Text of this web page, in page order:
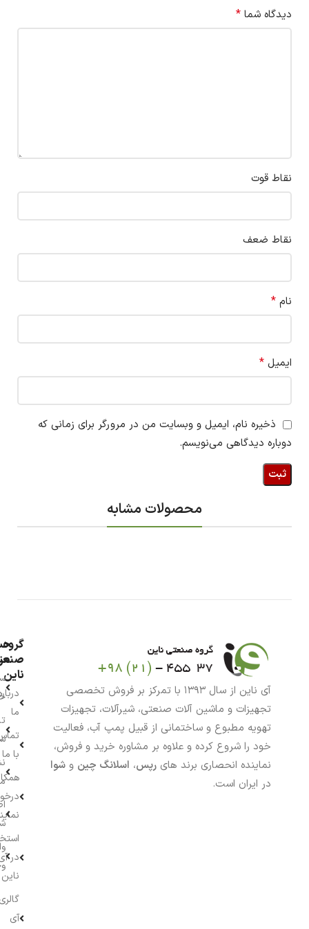
دیدگاه شما *
نقاط قوت
نقاط ضعف
نام *
ایمیل *
ذخیره نام، ایمیل و وبسایت من در مرورگر برای زمانی که
دوباره دیدگاهی می‌نویسم.
محصولات مشابه
آی ناین از سال ۱۳۹۳ با تمرکز بر فروش تخصصی
تجهیزات و ماشین آلات صنعتی، شیرآلات، تجهیزات
تهویه مطبوع و ساختمانی از قبیل پمپ آب، فعالیت
خود را شروع کرده و علاوه بر مشاوره خرید و فروش،
نماینده انحصاری برند های رپس، اسلانگ چین و شوا
در ایران است.
گروه
ناین
ما
با ما
در
ناین
آی